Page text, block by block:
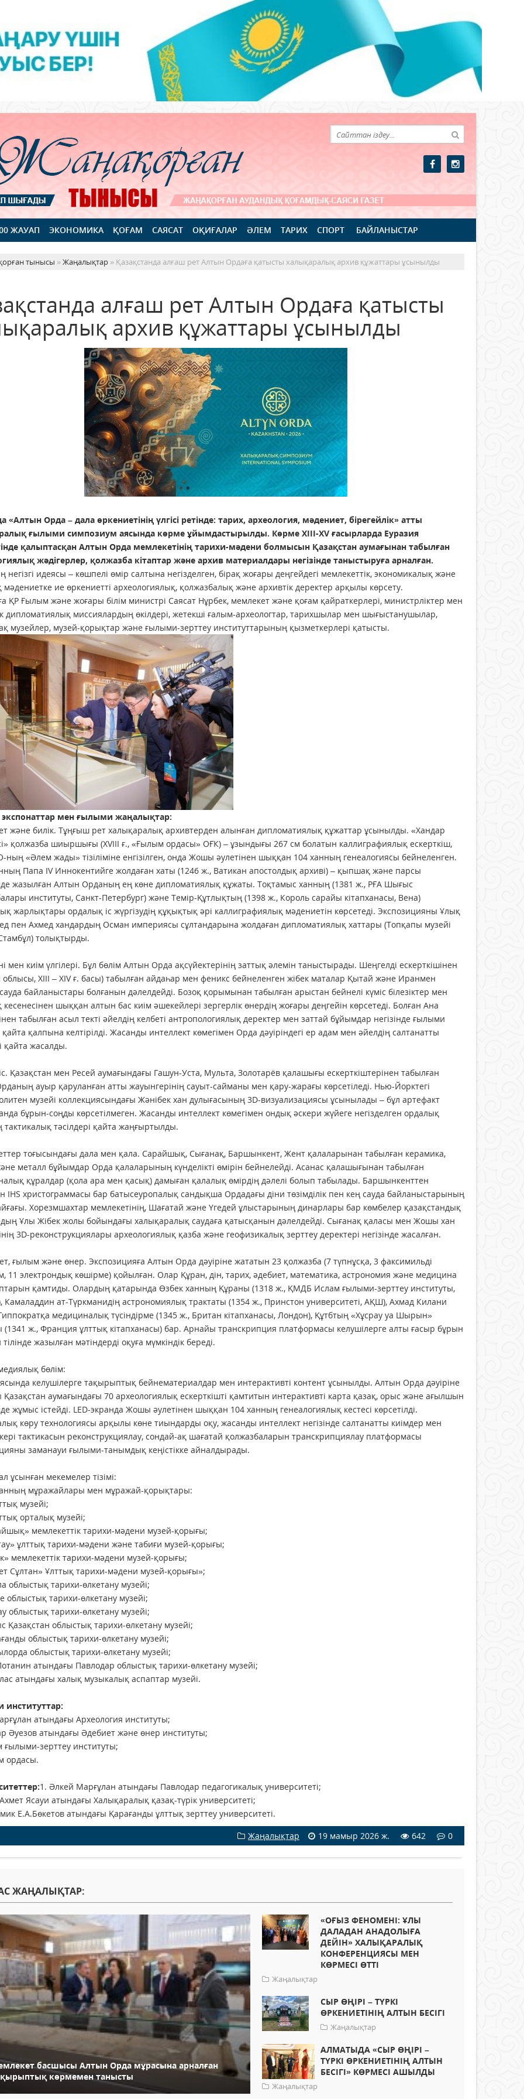
ЖАУАП ЭКОНОМИКА ҚОҒАМ САЯСАТ ОҚИҒАЛАР ӘЛЕМ ТАРИХ СПОРТ БАЙЛАНЫСТАР
тынысы »Жаңалықтар » Қазақстанда алғаш рет Алтын Ордаға қатысты халықаралық архив құжаттары ұсынылды
алғаш рет Алтын Ордаға қатысты
архив құжаттары ұсынылды
«Алтын Орда – дала өркениетінің үлгісі ретінде: тарих, археология, мәдениет, бірегейлік» атты
ғылыми симпозиум аясында көрме ұйымдастырылды. Көрме XIII-XV ғасырларда Еуразия
қалыптасқан Алтын Орда мемлекетінің тарихи-мәдени болмысын Қазақстан аумағынан табылған
жәдігерлер, қолжазба кітаптар және архив материалдары негізінде таныстыруға арналған.
негізгі идеясы – көшпелі өмір салтына негізделген, бірақ жоғары деңгейдегі мемлекеттік, экономикалық және
мәдениетке ие өркениетті археологиялық, қолжазбалық және архивтік деректер арқылы көрсету.
ҚР Ғылым және жоғары білім министрі Саясат Нұрбек, мемлекет және қоғам қайраткерлері, министрліктер мен
дипломатиялық миссиялардың өкілдері, жетекші ғалым-археологтар, тарихшылар мен шығыстанушылар,
музейлер, музей-қорықтар және ғылыми-зерттеу институттарының қызметкерлері қатысты.
экспонаттар мен ғылыми жаңалықтар:
және билік. Тұңғыш рет халықаралық архивтерден алынған дипломатиялық құжаттар ұсынылды. «Хандар
қолжазба шиыршығы (XVIII ғ., «Ғылым ордасы» ОҒК) – ұзындығы 267 см болатын каллиграфиялық ескерткіш,
«Әлем жады» тізіліміне енгізілген, онда Жошы әулетінен шыққан 104 ханның генеалогиясы бейнеленген.
Папа IV Иннокентийге жолдаған хаты (1246 ж., Ватикан апостолдық архиві) – қыпшақ және парсы
жазылған Алтын Орданың ең көне дипломатиялық құжаты. Тоқтамыс ханның (1381 ж., РҒА Шығыс
институты, Санкт-Петербург) және Темір-Құтлықтың (1398 ж., Король сарайы кітапханасы, Вена)
жарлықтары ордалық іс жүргізудің құқықтық әрі каллиграфиялық мәдениетін көрсетеді. Экспозицияны Ұлық
пен Ахмед хандардың Осман империясы сұлтандарына жолдаған дипломатиялық хаттары (Топқапы музейі
толықтырды.
мен киім үлгілері. Бұл бөлім Алтын Орда ақсүйектерінің заттық әлемін таныстырады. Шеңгелді ескерткішінен
XIII – XIV ғ. басы) табылған айдаһар мен феникс бейнеленген жібек маталар Қытай және Иранмен
байланыстары болғанын дәлелдейді. Бозоқ қорымынан табылған арыстан бейнелі күміс білезіктер мен
кесенесінен шыққан алтын бас киім әшекейлері зергерлік өнердің жоғары деңгейін көрсетеді. Болған Ана
табылған асыл текті әйелдің келбеті антропологиялық деректер мен заттай бұйымдар негізінде ғылыми
қалпына келтірілді. Жасанды интеллект көмегімен Орда дәуіріндегі ер адам мен әйелдің салтанатты
қайта жасалды.
Қазақстан мен Ресей аумағындағы Гашун-Уста, Мульта, Золотарёв қалашығы ескерткіштерінен табылған
ауыр қаруланған атты жауынгерінің сауыт-сайманы мен қару-жарағы көрсетіледі. Нью-Йорктегі
музейі коллекциясындағы Жәнібек хан дулығасының 3D-визуализациясы ұсынылады – бұл артефакт
бұрын-соңды көрсетілмеген. Жасанды интеллект көмегімен ондық әскери жүйеге негізделген ордалық
тактикалық тәсілдері қайта жаңғыртылды.
тоғысындағы дала мен қала. Сарайшық, Сығанақ, Баршынкент, Жент қалаларынан табылған керамика,
металл бұйымдар Орда қалаларының күнделікті өмірін бейнелейді. Асанас қалашығынан табылған
құралдар (қола ара мен қасық) дамыған қалалық өмірдің дәлелі болып табылады. Баршынкенттен
IHS христограммасы бар батысеуропалық сандықша Ордадағы діни төзімділік пен кең сауда байланыстарының
Хорезмшахтар мемлекетінің, Шағатай және Үгедей ұлыстарының динарлары бар көмбелер қазақстандық
Ұлы Жібек жолы бойындағы халықаралық саудаға қатысқанын дәлелдейді. Сығанақ қаласы мен Жошы хан
3D-реконструкциялары археологиялық қазба және геофизикалық зерттеу деректері негізінде жасалған.
ғылым және өнер. Экспозицияға Алтын Орда дәуіріне жататын 23 қолжазба (7 түпнұсқа, 3 факсимильді
11 электрондық көшірме) қойылған. Олар Құран, дін, тарих, әдебиет, математика, астрономия және медицина
қамтиды. Олардың қатарында Өзбек ханның Құраны (1318 ж., ҚМДБ Ислам ғылыми-зерттеу институты,
Камаладдин ат-Түркманидің астрономиялық трактаты (1354 ж., Принстон университеті, АҚШ), Ахмад Килани
медициналық түсіндірме (1345 ж., Британ кітапханасы, Лондон), Құтбтың «Хұсрау уа Шырын»
(1341 ж., Франция ұлттық кітапханасы) бар. Арнайы транскрипция платформасы келушілерге алты ғасыр бұрын
жазылған мәтіндерді оқуға мүмкіндік береді.
бөлім:
келушілерге тақырыптық бейнематериалдар мен интерактивті контент ұсынылды. Алтын Орда дәуіріне
Қазақстан аумағындағы 70 археологиялық ескерткішті қамтитын интерактивті карта қазақ, орыс және ағылшын
жұмыс істейді. LED-экранда Жошы әулетінен шыққан 104 ханның генеалогиялық кестесі көрсетілді.
көру технологиясы арқылы көне тиындарды оқу, жасанды интеллект негізінде салтанатты киімдер мен
тактикасын реконструкциялау, сондай-ақ шағатай қолжазбаларын транскрипциялау платформасы
заманауи ғылыми-танымдық кеңістікке айналдырады.
ұсынған мекемелер тізімі:
мұражайлары мен мұражай-қорықтары:
музейі;
орталық музейі;
мемлекеттік тарихи-мәдени музей-қорығы;
ұлттық тарихи-мәдени және табиғи музей-қорығы;
мемлекеттік тарихи-мәдени музей-қорығы;
Сұлтан» Ұлттық тарихи-мәдени музей-қорығы»;
облыстық тарихи-өлкетану музейі;
облыстық тарихи-өлкетану музейі;
облыстық тарихи-өлкетану музейі;
Қазақстан облыстық тарихи-өлкетану музейі;
облыстық тарихи-өлкетану музейі;
облыстық тарихи-өлкетану музейі;
атындағы Павлодар облыстық тарихи-өлкетану музейі;
атындағы халық музыкалық аспаптар музейі.
атындағы Археология институты;
Әуезов атындағы Әдебиет және өнер институты;
ғылыми-зерттеу институты;
ордасы.
1. Әлкей Марғұлан атындағы Павлодар педагогикалық университеті;
Ясауи атындағы Халықаралық қазақ-түрiк университетi;
Е.А.Бөкетов атындағы Қарағанды ұлттық зерттеу университеті.
Жаңалықтар
19 мамыр 2026 ж. 642 0
ЖАҢАЛЫҚТАР:
басшысы Алтын Орда мұрасына арналған
көрмемен танысты
«ОҒЫЗ ФЕНОМЕНІ: ҰЛЫ
ДАЛАДАН АНАДОЛЫҒА
ДЕЙІН» ХАЛЫҚАРАЛЫҚ
КОНФЕРЕНЦИЯСЫ МЕН
КӨРМЕСІ ӨТТІ
Жаңалықтар
СЫР ӨҢІРІ – ТҮРКІ
ӨРКЕНИЕТІНІҢ АЛТЫН БЕСІГІ
Жаңалықтар
АЛМАТЫДА «СЫР ӨҢІРІ –
ТҮРКІ ӨРКЕНИЕТІНІҢ АЛТЫН
БЕСІГІ» КӨРМЕСІ АШЫЛДЫ
Жаңалықтар